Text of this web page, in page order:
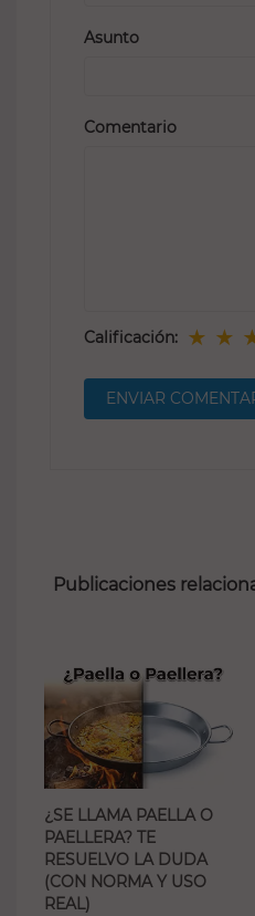
Asunto
Comentario
Calificación: ★ ★
Publicaciones
¿SE LLAMA PAELLA O
PAELLERA? TE
RESUELVO LA DUDA
(CON NORMA Y USO
REAL)